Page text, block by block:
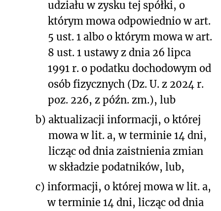
udziału w zysku tej spółki, o
którym mowa odpowiednio w art.
5 ust. 1 albo o którym mowa w art.
8 ust. 1 ustawy z dnia 26 lipca
1991 r. o podatku dochodowym od
osób fizycznych (Dz. U. z 2024 r.
poz. 226, z późn. zm.), lub
b) aktualizacji informacji, o której
mowa w lit. a, w terminie 14 dni,
licząc od dnia zaistnienia zmian
w składzie podatników, lub,
c) informacji, o której mowa w lit. a,
w terminie 14 dni, licząc od dnia